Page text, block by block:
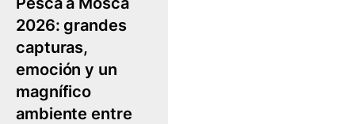
2026: grandes
capturas,
emoción y un
magnífico
ambiente entre